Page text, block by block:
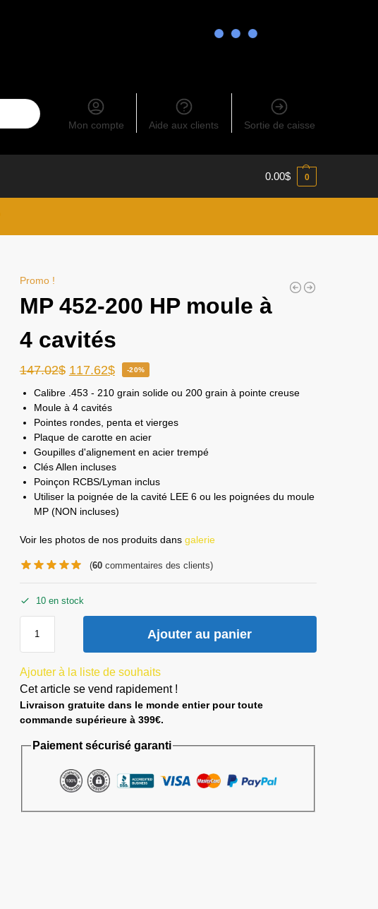
Mon compte Aide aux clients Sortie de caisse
0.00$ 0
Promo !
MP 452-200 HP moule à
4 cavités
147.02$ 117.62$ -20%
Calibre .453 - 210 grain solide ou 200 grain à pointe creuse
Moule à 4 cavités
Pointes rondes, penta et vierges
Plaque de carotte en acier
Goupilles d'alignement en acier trempé
Clés Allen incluses
Poinçon RCBS/Lyman inclus
Utiliser la poignée de la cavité LEE 6 ou les poignées du moule
MP (NON incluses)
Voir les photos de nos produits dans galerie
(60 commentaires des clients)
10 en stock
Ajouter au panier
Ajouter à la liste de souhaits
Cet article se vend rapidement !
Livraison gratuite dans le monde entier pour toute
commande supérieure à 399€.
Paiement sécurisé garanti